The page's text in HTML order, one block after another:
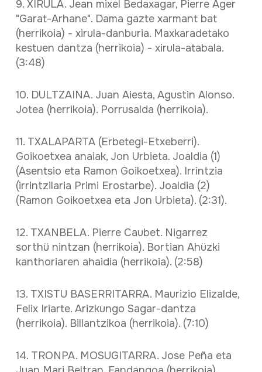
9. XIRULA. Jean mixel Bedaxagar, Pierre Ager
"Garat-Arhane". Dama gazte xarmant bat
(herrikoia) - xirula-danburia. Maxkaradetako
kestuen dantza (herrikoia) - xirula-atabala.
(3:48)
10. DULTZAINA. Juan Aiesta, Agustin Alonso.
Jotea (herrikoia). Porrusalda (herrikoia).
11. TXALAPARTA (Erbetegi-Etxeberri).
Goikoetxea anaiak, Jon Urbieta. Joaldia (1)
(Asentsio eta Ramon Goikoetxea). Irrintzia
(irrintzilaria Primi Erostarbe). Joaldia (2)
(Ramon Goikoetxea eta Jon Urbieta). (2:31).
12. TXANBELA. Pierre Caubet. Nigarrez
sorthü nintzan (herrikoia). Bortian Ahüzki
kanthoriaren ahaidia (herrikoia). (2:58)
13. TXISTU BASERRITARRA. Maurizio Elizalde,
Felix Iriarte. Arizkungo Sagar-dantza
(herrikoia). Billantzikoa (herrikoia). (7:10)
14. TRONPA. MOSUGITARRA. Jose Peña eta